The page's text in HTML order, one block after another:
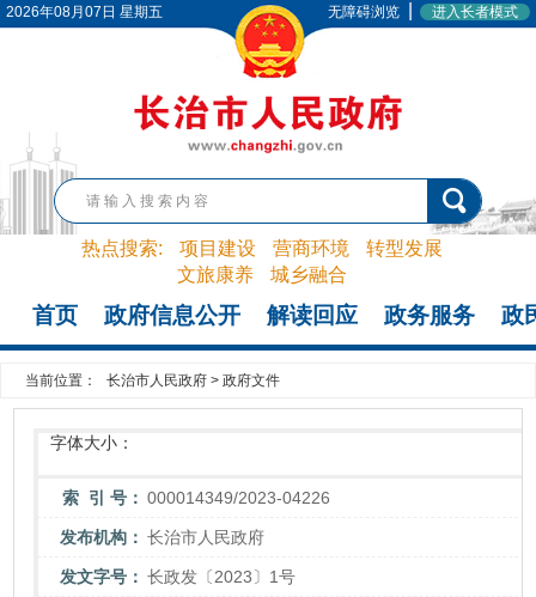
2026年08月07日 星期五 无障碍浏览 进入长者模式
热点搜索: 项目建设 营商环境
转型发展
文旅康养
城乡融合
首页 政府信息公开 解读回应 政务服务 政
当前位置： 长治市人民政府 > 政府文件
字体大小：
索 引 号： 000014349/2023-04226
发布机构： 长治市人民政府
发文字号： 长政发〔2023〕1号